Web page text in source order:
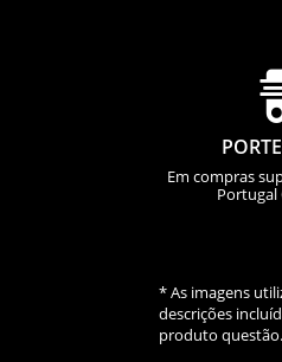
Em compras
* As imagens
descrições
produto questão.